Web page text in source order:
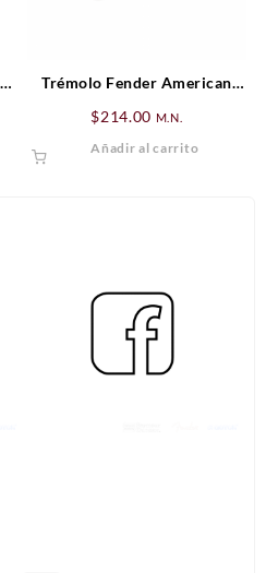
Trémolo Fender American
Stratocaster®, Cromado para
zurdo
$214.00 M.N.
Añadir al carrito